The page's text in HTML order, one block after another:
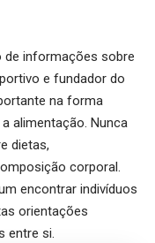
de informações sobre
e fundador do
na forma
alimentação. Nunca
dietas,
corporal.
encontrar indivíduos
orientações
entre si.